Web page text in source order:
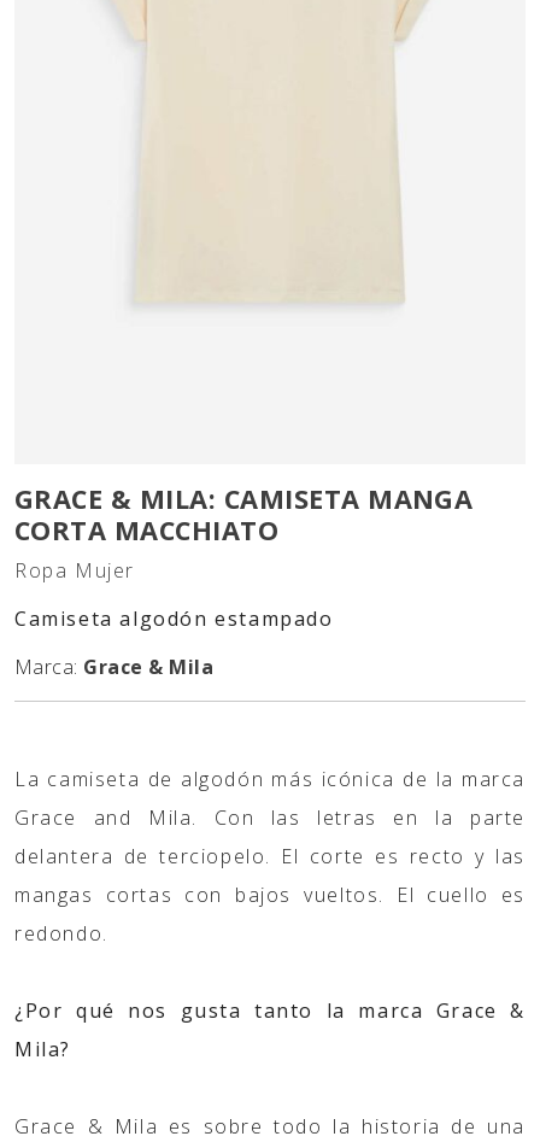
GRACE & MILA: CAMISETA MANGA
CORTA MACCHIATO
Ropa Mujer
Camiseta algodón estampado
Marca: Grace & Mila
La camiseta de algodón más icónica de la marca
Grace and Mila. Con las letras en la parte
delantera de terciopelo. El corte es recto y las
mangas cortas con bajos vueltos. El cuello es
redondo.
¿Por qué nos gusta tanto la marca Grace &
Mila?
Grace & Mila es sobre todo la historia de una